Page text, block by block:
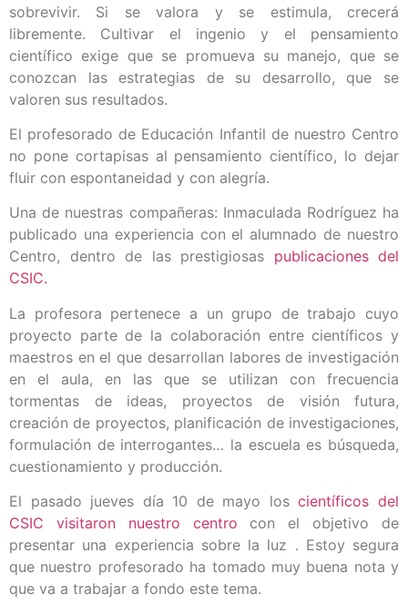
sobrevivir. Si se valora y se estimula, crecerá
libremente. Cultivar el ingenio y el pensamiento
científico exige que se promueva su manejo, que se
conozcan las estrategias de su desarrollo, que se
valoren sus resultados.
El profesorado de Educación Infantil de nuestro Centro
no pone cortapisas al pensamiento científico, lo dejar
fluir con espontaneidad y con alegría.
Una de nuestras compañeras: Inmaculada Rodríguez ha
publicado una experiencia con el alumnado de nuestro
Centro, dentro de las prestigiosas publicaciones del
CSIC.
La profesora pertenece a un grupo de trabajo cuyo
proyecto parte de la colaboración entre científicos y
maestros en el que desarrollan labores de investigación
en el aula, en las que se utilizan con frecuencia
tormentas de ideas, proyectos de visión futura,
creación de proyectos, planificación de investigaciones,
formulación de interrogantes… la escuela es búsqueda,
cuestionamiento y producción.
El pasado jueves día 10 de mayo loscientíficos del
CSIC visitaron nuestro centro con el objetivo de
presentar una experiencia sobre la luz . Estoy segura
que nuestro profesorado ha tomado muy buena nota y
que va a trabajar a fondo este tema.